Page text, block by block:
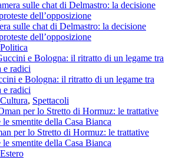
sulle chat di Delmastro: la decisione
dell’opposizione
Politica
e Bologna: il ritratto di un legame tra
e radici
Cultura, Spettacoli
per lo Stretto di Hormuz: le trattative
smentite della Casa Bianca
Estero